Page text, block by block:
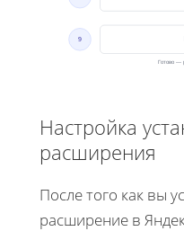
9
Готово —
Настройка
расширения
После того как вы
расширение в